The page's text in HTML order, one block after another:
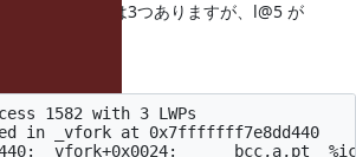
うのスレッドは3つありますが、l@5 が
1582 with 3 LWPs
in _vfork at 0x7fffffff7e8dd440
_vfork+0x0024:      bcc,a,pt